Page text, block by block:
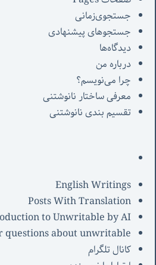
جستجوی‌زمانی
جستجوهای پیشنهادی
دیدگاه‌ها
درباره من
چرا می‌نویسم؟
معرفی‌ ساختار نانوشتنی
تقسیم بندی نانوشتنی
English Writings
Posts With Translation
to Unwritable by AI
questions about unwritable
کانال تلگرام